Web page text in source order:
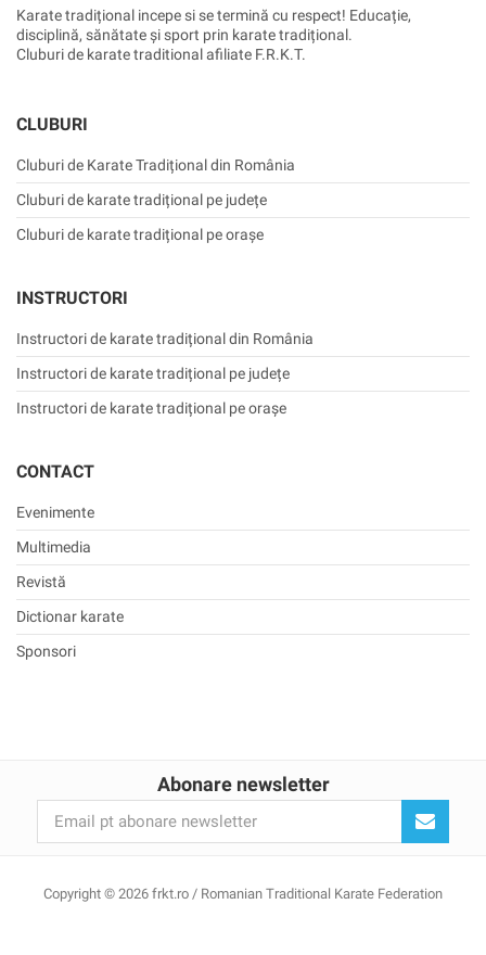
Karate tradițional incepe si se termină cu respect! Educație,
disciplină, sănătate și sport prin karate tradițional.
Cluburi de karate traditional afiliate F.R.K.T.
CLUBURI
Cluburi de Karate Tradițional din România
Cluburi de karate tradițional pe județe
Cluburi de karate tradițional pe orașe
INSTRUCTORI
Instructori de karate tradițional din România
Instructori de karate tradițional pe județe
Instructori de karate tradițional pe orașe
CONTACT
Evenimente
Multimedia
Revistă
Dictionar karate
Sponsori
Abonare newsletter
Copyright © 2026 frkt.ro / Romanian Traditional Karate Federation